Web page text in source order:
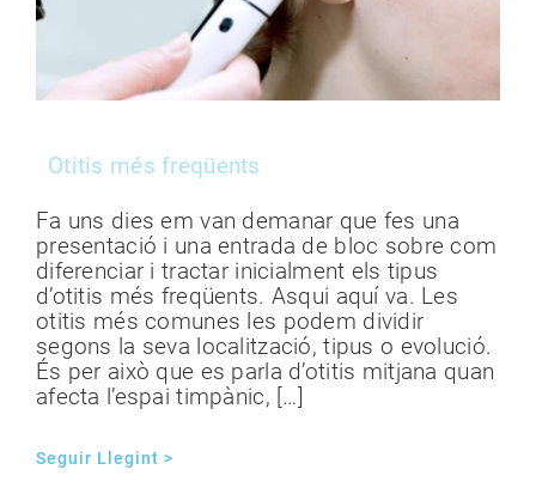
Otitis més freqüents
Fa uns dies em van demanar que fes una
presentació i una entrada de bloc sobre com
diferenciar i tractar inicialment els tipus
d’otitis més freqüents. Asqui aquí va. Les
otitis més comunes les podem dividir
segons la seva localització, tipus o evolució.
És per això que es parla d’otitis mitjana quan
afecta l’espai timpànic, […]
Seguir Llegint >